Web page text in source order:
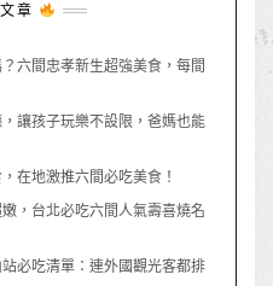
章
六間忠孝新生超強美食，每間
讓孩子玩樂不設限，爸媽也能
在地激推六間必吃美食！
，台北必吃六間人氣壽喜燒名
必吃清單：連外國觀光客都排